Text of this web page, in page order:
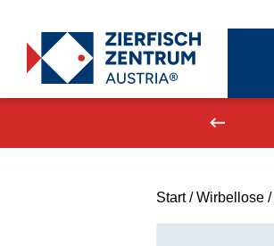
Zierfisch Aquarium Austria
Start/Wirbellose/